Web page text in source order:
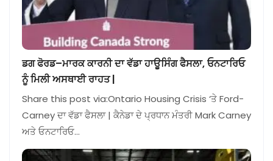
ਡਗ ਫੋਰਡ–ਮਾਰਕ ਕਾਰਨੀ ਦਾ ਵੱਡਾ ਹਾਊਸਿੰਗ ਫੈਸਲਾ, ਓਨਟਾਰਿਓ
ਨੂੰ ਮਿਲੀ ਅਸਥਾਈ ਰਾਹਤ |
Share this post via:Ontario Housing Crisis ‘ਤੇ Ford-
Carney ਦਾ ਵੱਡਾ ਫੈਸਲਾ | ਕੈਨੇਡਾ ਦੇ ਪ੍ਰਧਾਨ ਮੰਤਰੀ Mark Carney
ਅਤੇ ਓਨਟਾਰਿਓ…